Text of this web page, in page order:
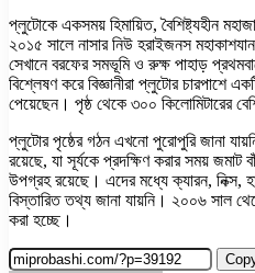
প্লুটোকে একসময় হিমায়িত, বৈশিষ্ট্যহীন
২০১৫ সালে নাসার নিউ হরাইজনস
সেখানে বরফের সমভূমি ও রুক্ষ পাহাড়
বিশ্লেষণ করে বিজ্ঞানীরা প্লুটোর চারপাশে
পেয়েছেন। পৃষ্ঠ থেকে ৩০০ কিলোমিটারের
প্লুটোর পৃষ্ঠের গঠন এখনো পুরোপুরি জানা
রয়েছে, যা সূর্যকে প্রদক্ষিণ করার সময় জমাট
উপগ্রহ রয়েছে। এদের মধ্যে ক্যারন, নিক্স,
বিস্তারিত তথ্য জানা যায়নি। ২০০৬ সাল
করা হচ্ছে।